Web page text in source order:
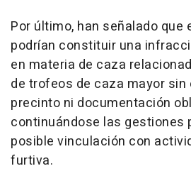
Por último, han señalado que
podrían constituir una
en materia de caza
de trofeos de caza mayor
precinto ni documentación
continuándose las gestiones
posible vinculación con
furtiva.